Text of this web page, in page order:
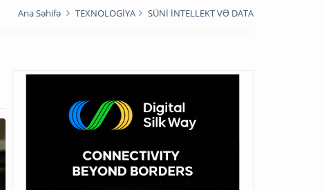
Ana Səhifə TEXNOLOGİYA SÜNİ İNTELLEKT VƏ DATA